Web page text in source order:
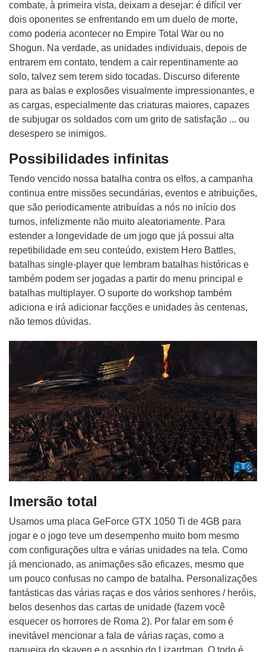
combate, à primeira vista, deixam a desejar: é difícil ver
dois oponentes se enfrentando em um duelo de morte,
como poderia acontecer no Empire Total War ou no
Shogun. Na verdade, as unidades individuais, depois de
entrarem em contato, tendem a cair repentinamente ao
solo, talvez sem terem sido tocadas. Discurso diferente
para as balas e explosões visualmente impressionantes, e
as cargas, especialmente das criaturas maiores, capazes
de subjugar os soldados com um grito de satisfação ... ou
desespero se inimigos.
Possibilidades infinitas
Tendo vencido nossa batalha contra os elfos, a campanha
continua entre missões secundárias, eventos e atribuições,
que são periodicamente atribuídas a nós no início dos
turnos, infelizmente não muito aleatoriamente. Para
estender a longevidade de um jogo que já possui alta
repetibilidade em seu conteúdo, existem Hero Battles,
batalhas single-player que lembram batalhas históricas e
também podem ser jogadas a partir do menu principal e
batalhas multiplayer. O suporte do workshop também
adiciona e irá adicionar facções e unidades às centenas,
não temos dúvidas.
Imersão total
Usamos uma placa GeForce GTX 1050 Ti de 4GB para
jogar e o jogo teve um desempenho muito bom mesmo
com configurações ultra e várias unidades na tela. Como
já mencionado, as animações são eficazes, mesmo que
um pouco confusas no campo de batalha. Personalizações
fantásticas das várias raças e dos vários senhores / heróis,
belos desenhos das cartas de unidade (fazem você
esquecer os horrores de Roma 2). Por falar em som é
inevitável mencionar a fala de várias raças, como a
gagueira do skaven e o assobio do Lizardman. O todo é